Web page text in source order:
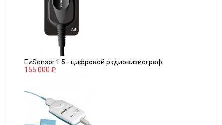
EzSensor 1.5 - цифровой радиовизиограф
155 000 ₽